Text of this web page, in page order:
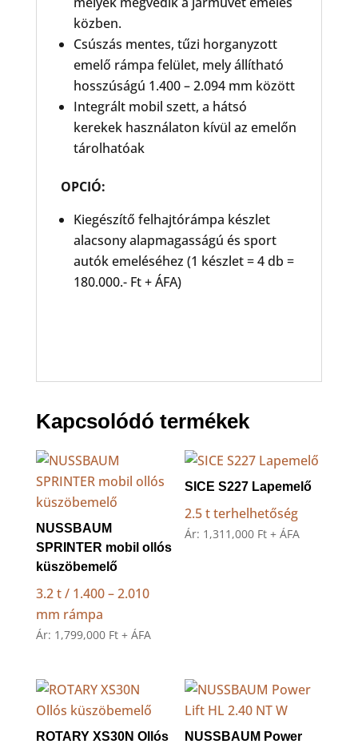
közben.
Csúszás mentes, tűzi horganyzott
emelő rámpa felület, mely állítható
hosszúságú 1.400 – 2.094 mm között
Integrált mobil szett, a hátsó
kerekek használaton kívül az emelőn
tárolhatóak
OPCIÓ:
Kiegészítő felhajtórámpa készlet
alacsony alapmagasságú és sport
autók emeléséhez (1 készlet = 4 db =
180.000.- Ft + ÁFA)
Kapcsolódó termékek
NUSSBAUM
SPRINTER mobil ollós
küszöbemelő
3.2 t / 1.400 – 2.010
mm rámpa
Ár: 1,799,000 Ft + ÁFA
SICE S227 Lapemelő
2.5 t terhelhetőség
Ár: 1,311,000 Ft + ÁFA
ROTARY XS30N Ollós
NUSSBAUM Power